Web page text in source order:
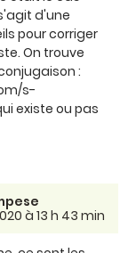
d'une
pour corriger
On trouve
:
s-
existe ou pas
à 13 h 43 min